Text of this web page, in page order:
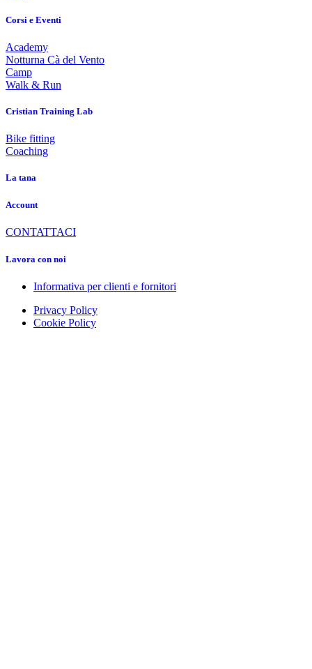
Corsi e Eventi
Academy
Notturna Cà del Vento
Camp
Walk & Run
Cristian Training Lab
Bike fitting
Coaching
La tana
Account
CONTATTACI
Lavora con noi
Informativa per clienti e fornitori
Privacy Policy
Cookie Policy